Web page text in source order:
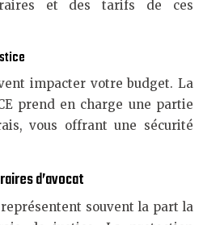
et des tarifs de ces
impacter votre budget. La
prend en charge une partie
vous offrant une sécurité
d’avocat
souvent la part la